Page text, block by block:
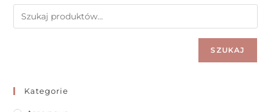
SZUKAJ
Kategorie